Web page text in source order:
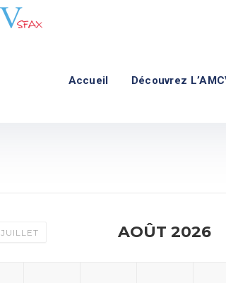
Accueil Découvrez
JUILLET AOÛT 2026